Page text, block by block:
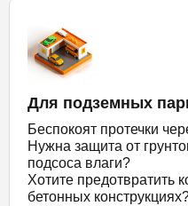
Для подземных
Беспокоят протечки
Нужна защита от
подсоса влаги?
Хотите предотвратить
бетонных